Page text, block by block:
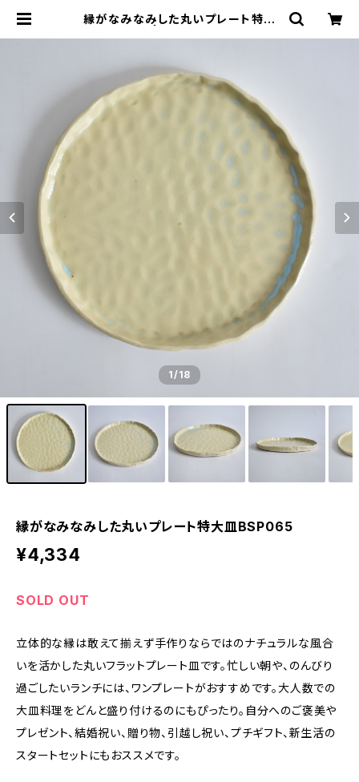
縁がなみなみした丸いプレート特大
1/18
縁がなみなみした丸いプレート特大皿BSP065
¥4,334
SOLD OUT
立体的な縁は敢えて揃えず手作りならではのナチュラルな風合
いを活かした丸いフラットプレート皿です。忙しい朝や、のんびり
過ごしたいランチには、ワンプレートがおすすめです。大人数での
大皿料理をどんと盛り付けるのにもぴったり。自分へのご褒美や
プレゼント、結婚祝い、贈り物、引越し祝い、プチギフト、新生活の
スタートセットにもおススメです。